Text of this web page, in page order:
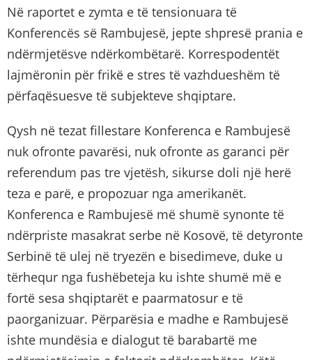
Në raportet e zymta e të tensionuara të
Konferencës së Rambujesë, jepte shpresë prania e
ndërmjetësve ndërkombëtarë. Korrespodentët
lajmëronin për frikë e stres të vazhdueshëm të
përfaqësuesve të subjekteve shqiptare.
Qysh në tezat fillestare Konferenca e Rambujesë
nuk ofronte pavarësi, nuk ofronte as garanci për
referendum pas tre vjetësh, sikurse doli një herë
teza e parë, e propozuar nga amerikanët.
Konferenca e Rambujesë më shumë synonte të
ndërpriste masakrat serbe në Kosovë, të detyronte
Serbinë të ulej në tryezën e bisedimeve, duke u
tërhequr nga fushëbeteja ku ishte shumë më e
fortë sesa shqiptarët e paarmatosur e të
paorganizuar. Përparësia e madhe e Rambujesë
ishte mundësia e dialogut të barabartë me